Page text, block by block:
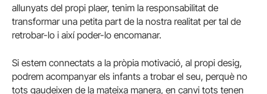
allunyats del propi plaer, tenim la responsabilitat de
transformar una petita part de la nostra realitat per tal de
retrobar-lo i així poder-lo encomanar.
Si estem connectats a la pròpia motivació, al propi desig,
podrem acompanyar els infants a trobar el seu, perquè no
tots gaudeixen de la mateixa manera, en canvi tots tenen